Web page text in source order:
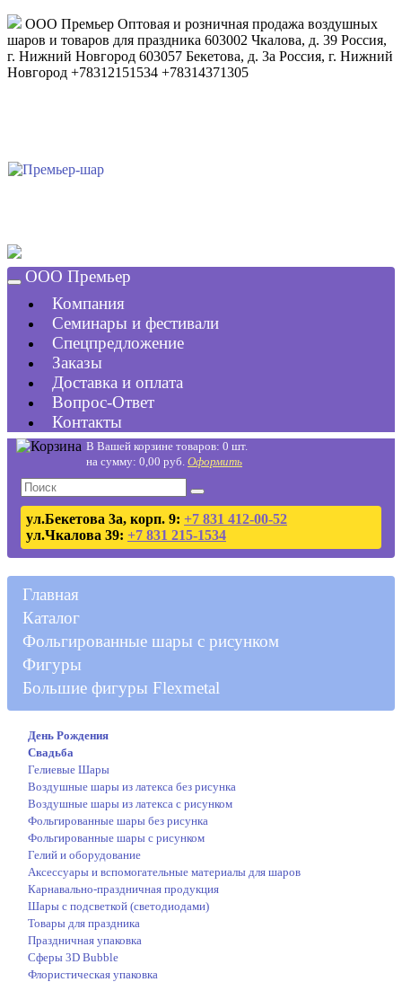
ООО Премьер Оптовая и розничная продажа воздушных
шаров и товаров для праздника 603002 Чкалова, д. 39 Россия,
г. Нижний Новгород 603057 Бекетова, д. 3а Россия, г. Нижний
Новгород +78312151534 +78314371305
ООО Премьер
Компания
Семинары и фестивали
Спецпредложение
Заказы
Доставка и оплата
Вопрос-Ответ
Контакты
В Вашей корзине товаров: 0 шт.
на сумму: 0,00 руб. Оформить
ул.Бекетова 3а, корп. 9: +7 831 412-00-52
ул.Чкалова 39: +7 831 215-1534
Главная
Каталог
Фольгированные шары с рисунком
Фигуры
Большие фигуры Flexmetal
День Рождения
Свадьба
Гелиевые Шары
Воздушные шары из латекса без рисунка
Воздушные шары из латекса с рисунком
Фольгированные шары без рисунка
Фольгированные шары с рисунком
Гелий и оборудование
Аксессуары и вспомогательные материалы для шаров
Карнавально-праздничная продукция
Шары с подсветкой (светодиодами)
Товары для праздника
Праздничная упаковка
Сферы 3D Bubble
Флористическая упаковка